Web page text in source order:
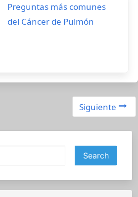
Preguntas más comunes
del Cáncer de Pulmón
Siguiente